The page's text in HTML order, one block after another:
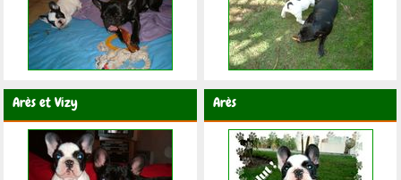
Arès et Vizy Arès